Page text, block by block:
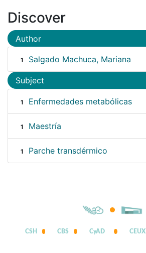
Discover
Author
1 Salgado Machuca, Mariana
Subject
1 Enfermedades metabólicas
1 Maestría
1 Parche transdérmico
CSH CBS CyAD CEUX